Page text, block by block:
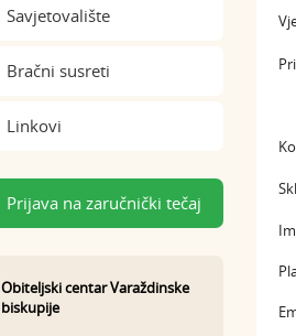
Savjetovalište
Bračni susreti
Linkovi
Prijava na zaručnički tečaj
Obiteljski centar Varaždinske
biskupije